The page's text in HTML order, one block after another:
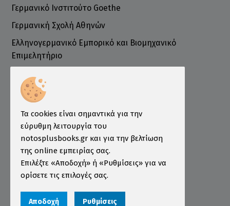
Γερμανικό Ινστιτούτο Goethe
Γερμανική Σχολή Αθηνών
Ελληνογερμανικό Εμπορικό και Βιομηχανικό
Επιμελητήριο
Πληροφορίες
Τρόποι Πληρωμής
Τρόποι Αποστολής
Εγγύηση - Επιστροφές
Όροι χρήσης
Προστασία Προσωπικών Δεδομένων
Τα cookies είναι σημαντικά για την
εύρυθμη λειτουργία του
notosplusbooks.gr και για την βελτίωση
της online εμπειρίας σας.
Επιλέξτε «Αποδοχή» ή «Ρυθμίσεις» για να
ορίσετε τις επιλογές σας.
Αποδοχή Ρυθμίσεις